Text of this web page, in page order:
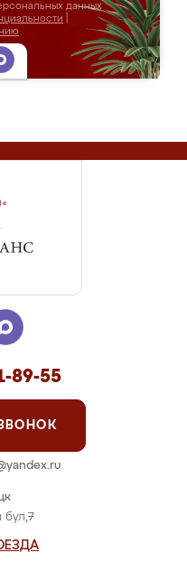
данных
бул,7
89-55